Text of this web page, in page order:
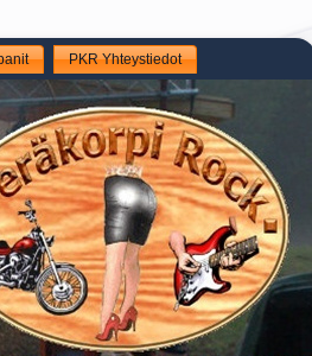
PKR Yhteystiedot